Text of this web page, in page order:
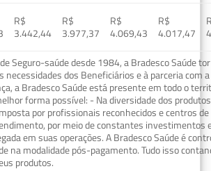
R$
3.442,44
R$
3.977,37
R$
4.069,43
R$
4.017,47
Seguro-saúde desde 1984, a Bradesco Saúde
necessidades dos Beneficiários e à parceria com
a Bradesco Saúde está presente em todo o
forma possível: - Na diversidade dos
por profissionais reconhecidos e centros
por meio de constantes investimentos
em suas operações. A Bradesco Saúde é
na modalidade pós-pagamento. Tudo isso
produtos.